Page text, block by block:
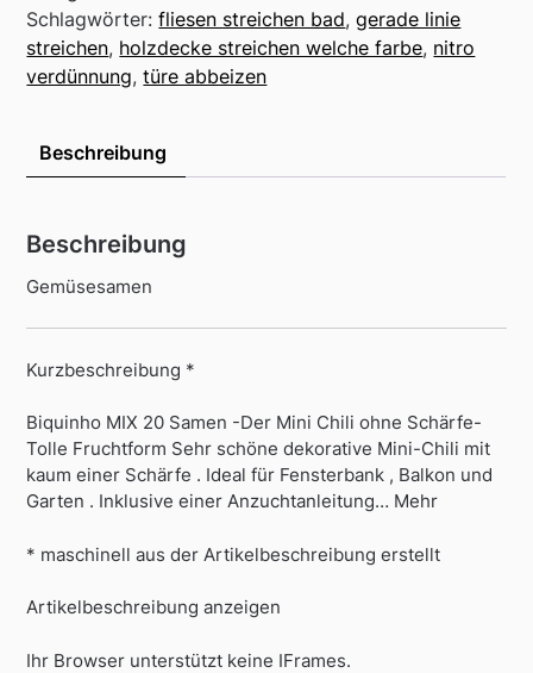
Schlagwörter:fliesen streichen bad,gerade linie
streichen, holzdecke streichen welche farbe, nitro
verdünnung,türe abbeizen
Beschreibung
Beschreibung
Gemüsesamen
Kurzbeschreibung *
Biquinho MIX 20 Samen -Der Mini Chili ohne Schärfe-
Tolle Fruchtform Sehr schöne dekorative Mini-Chili mit
kaum einer Schärfe . Ideal für Fensterbank , Balkon und
Garten . Inklusive einer Anzuchtanleitung… Mehr
* maschinell aus der Artikelbeschreibung erstellt
Artikelbeschreibung anzeigen
Ihr Browser unterstützt keine IFrames.